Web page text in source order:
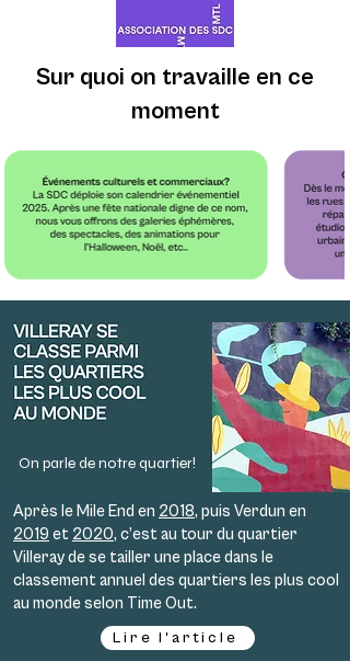
clé de la vitalité et de la
prospérité durable du quartier
Sur quoi on travaille en ce
moment
On parle de notre quartier!
Après le Mile End en 2018, puis Verdun en
2019 et 2020, c’est au tour du quartier
Villeray de se tailler une place dans le
classement annuel des quartiers les plus cool
au monde selon Time Out.
Lire l'article